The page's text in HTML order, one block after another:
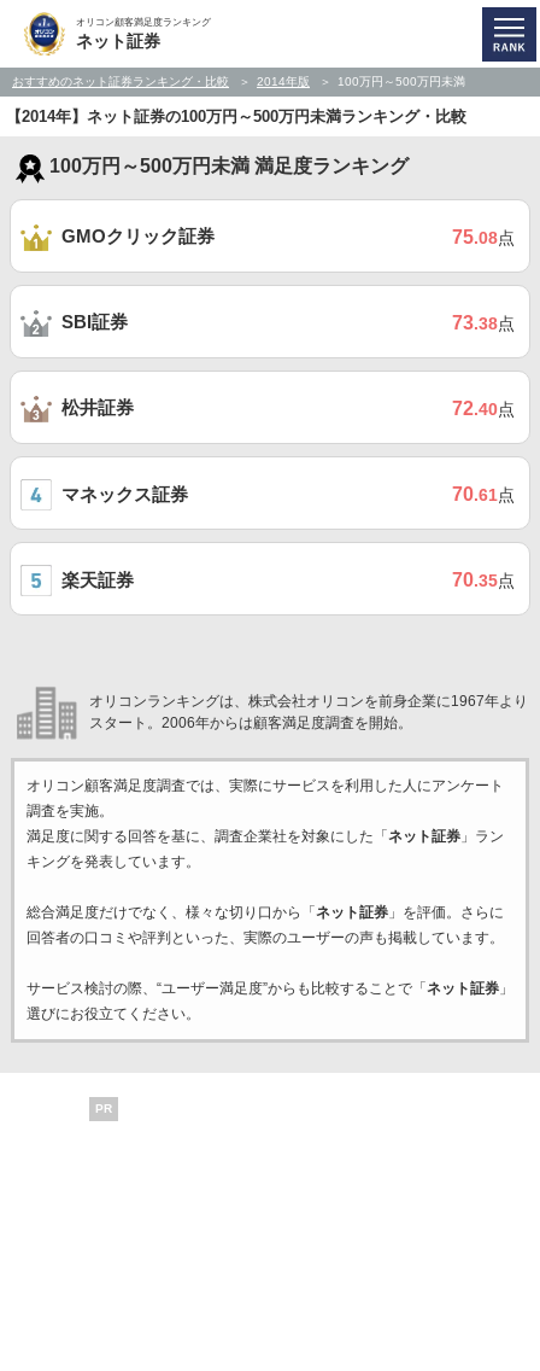
オリコン顧客満足度ランキング
ネット証券
おすすめのネット証券ランキング・比較 2014年版 100万円～500万円未満
【2014年】ネット証券の100万円～500万円未満ランキング・比較
100万円～500万円未満 満足度ランキング
GMOクリック証券 75.08点
SBI証券 73.38点
松井証券 72.40点
マネックス証券 70.61点
楽天証券 70.35点
オリコンランキングは、株式会社オリコンを前身企業に1967年より
スタート。2006年からは顧客満足度調査を開始。
オリコン顧客満足度調査では、実際にサービスを利用した 人にアンケート
調査を実施。
満足度に関する回答を基に、調査企業社を対象にした「 ネット証券」ラン
キングを発表しています。
総合満足度だけでなく、様々な切り口から「 ネット証券」を評価。さらに
回答者の口コミや評判といった、実際のユーザーの声も掲載しています。
サービス検討の際、“ユーザー満足度”からも比較することで「 ネット証券」
選びにお役立てください。
PR